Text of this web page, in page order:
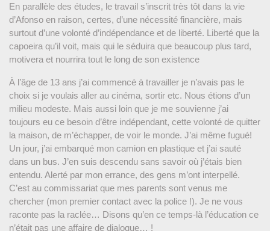
En parallèle des études, le travail s’inscrit très tôt dans la vie
d’Afonso en raison, certes, d’une nécessité financière, mais
surtout d’une volonté d’indépendance et de liberté. Liberté que la
capoeira qu’il voit, mais qui le séduira que beaucoup plus tard,
motivera et nourrira tout le long de son existence
À l’âge de 13 ans j’ai commencé à travailler je n’avais pas le
choix si je voulais aller au cinéma, sortir etc. Nous étions d’un
milieu modeste. Mais aussi loin que je me souvienne j’ai
toujours eu ce besoin d’être indépendant, cette volonté de quitter
la maison, de m’échapper, de voir le monde. J’ai même fugué!
Un jour, j’ai embarqué mon camion en plastique et j’ai sauté
dans un bus. J’en suis descendu sans savoir où j’étais bien
entendu. Alerté par mon errance, des gens m’ont interpellé.
C’est au commissariat que mes parents sont venus me
chercher (mon premier contact avec la police !). Je ne vous
raconte pas la raclée… Disons qu’en ce temps-là l’éducation ce
n’était pas une affaire de dialogue… !